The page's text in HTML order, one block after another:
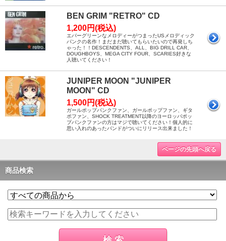
BEN GRIM "RETRO" CD
1,200円(税込)
エバーグリーンなメロディーがつまったUSメロディック
パンクの名作！まだまだ聴いてもらいたいので再発しち
ゃった！！DESCENDENTS、ALL、BIG DRILL CAR、
DOUGHBOYS、MEGA CITY FOUR、SCARIES好きな
人聴いてください！
JUNIPER MOON "JUNIPER
MOON" CD
1,500円(税込)
ガールポップパンクファン、ガールポップファン、ギタ
ポファン、SHOCK TREATMENT以降のヨーロッパポッ
プパンクファンの方はマジで聴いてください！個人的に
思い入れのあったバンドがついにリリース出来ました！
ページの先頭へ戻る
商品検索